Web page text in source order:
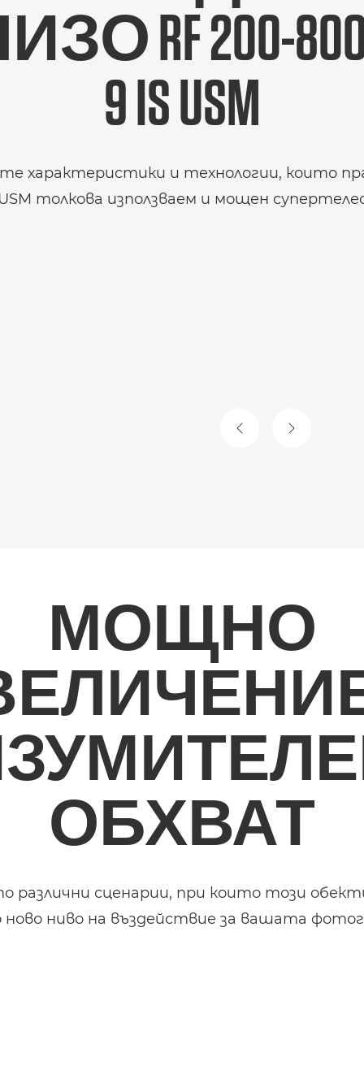
RF 200-
9 IS USM
характеристики и технологии, които
USM толкова използваем и мощен
ПРЕДИШЕН СЛАЙД
СЛЕДВАЩ
МОЩНО
ОБХВАТ
сценарии, при които този
ново ниво на въздействие за вашата